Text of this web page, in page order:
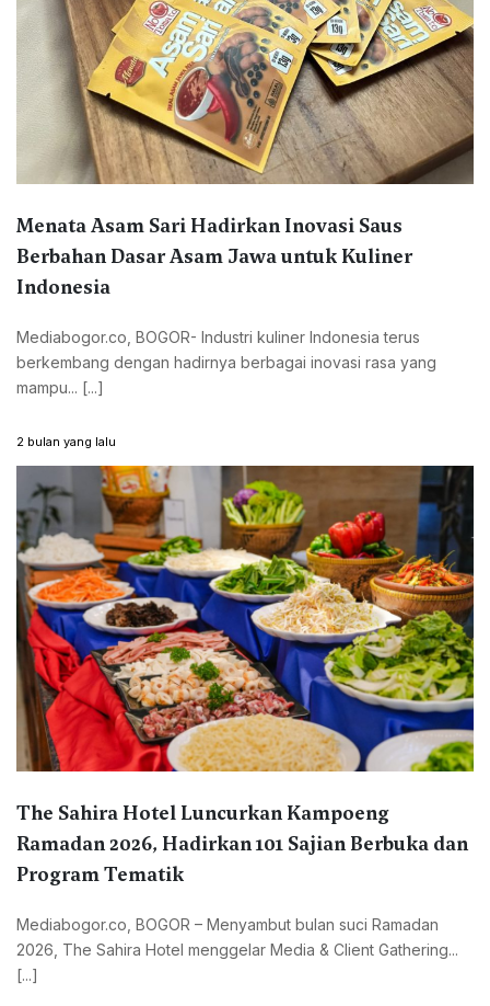
Menata Asam Sari Hadirkan Inovasi Saus
Berbahan Dasar Asam Jawa untuk Kuliner
Indonesia
Mediabogor.co, BOGOR- Industri kuliner Indonesia terus
berkembang dengan hadirnya berbagai inovasi rasa yang
mampu... [...]
2 bulan yang lalu
The Sahira Hotel Luncurkan Kampoeng
Ramadan 2026, Hadirkan 101 Sajian Berbuka dan
Program Tematik
Mediabogor.co, BOGOR – Menyambut bulan suci Ramadan
2026, The Sahira Hotel menggelar Media & Client Gathering...
[...]